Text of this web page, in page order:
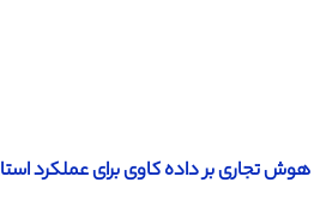
تجاری بر داده کاوی برای عملکرد